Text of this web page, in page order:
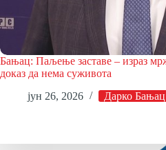
Бањац: Паљење заставе – израз
доказ да нема суживота
јун 26, 2026
Дарко Бањац